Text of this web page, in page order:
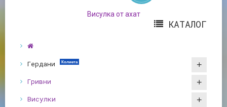
Висулка от ахат
КАТАЛОГ
Гердани Колиета
Гривни
Висулки